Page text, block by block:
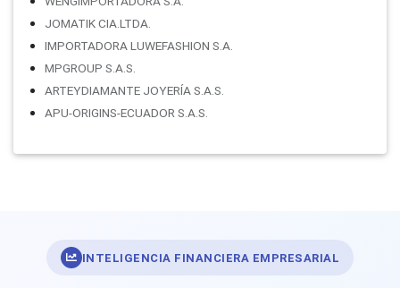
JOMATIK CIA.LTDA.
IMPORTADORA LUWEFASHION S.A.
MPGROUP S.A.S.
ARTEYDIAMANTE JOYERÍA S.A.S.
APU-ORIGINS-ECUADOR S.A.S.
INTELIGENCIA FINANCIERA EMPRESARIAL